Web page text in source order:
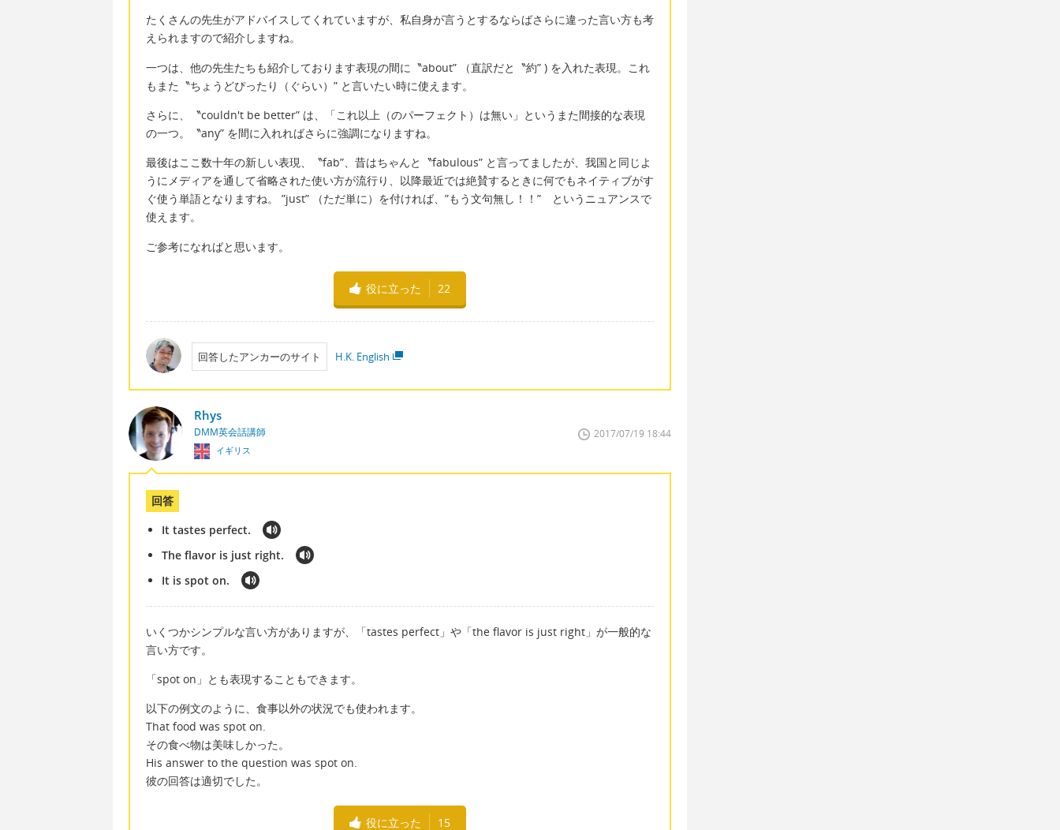
たくさんの先生がアドバイスしてくれていますが、私自身が言うとするならばさらに違った言い方も考
えられますので紹介しますね。
一つは、他の先生たちも紹介しております表現の間に〝about” （直訳だと〝約” ) を入れた表現。これ
もまた〝ちょうどぴったり（ぐらい）” と言いたい時に使えます。
さらに、〝couldn't be better” は、「これ以上（のパーフェクト）は無い」というまた間接的な表現
の一つ。〝any” を間に入れればさらに強調になりますね。
最後はここ数十年の新しい表現、〝fab”、昔はちゃんと〝fabulous” と言ってましたが、我国と同じよ
うにメディアを通して省略された使い方が流行り、以降最近では絶賛するときに何でもネイティブがす
ぐ使う単語となりますね。 ”just” （ただ単に）を付ければ、”もう文句無し！！” というニュアンスで
使えます。
ご参考になればと思います。
役に立った 22
回答したアンカーのサイト H.K. English
Rhys
DMM英会話講師
イギリス
2017/07/19 18:44
回答
It tastes perfect.
The flavor is just right.
It is spot on.
いくつかシンプルな言い方がありますが、「tastes perfect」や「the flavor is just right」が一般的な
言い方です。
「spot on」とも表現することもできます。
以下の例文のように、食事以外の状況でも使われます。
That food was spot on.
その食べ物は美味しかった。
His answer to the question was spot on.
彼の回答は適切でした。
役に立った 15